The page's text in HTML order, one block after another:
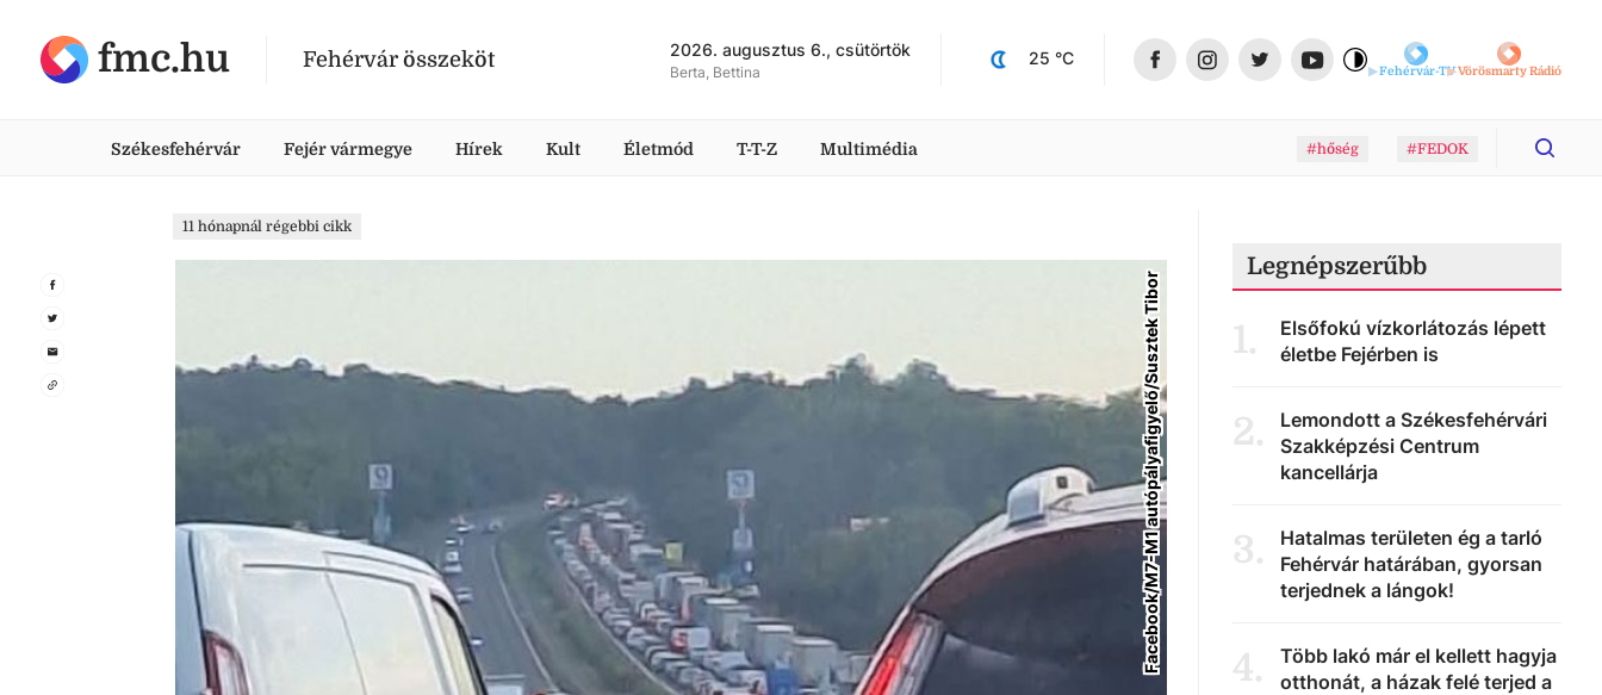
fmc.hu Fehérvár összeköt 2026. augusztus 6., csütörtök
Berta, Bettina
25 °C
Fehérvár-TVVörösmarty Rádió
Székesfehérvár Fejér vármegye Hírek Kult Életmód T-T-Z Multimédia #hőség #FEDOK
11 hónapnál régebbi cikk
Facebook/M7-M1 autópályafigyelő/Susztek Tibor
Legnépszerűbb
1.
Elsőfokú vízkorlátozás lépett
életbe Fejérben is
2.
Lemondott a Székesfehérvári
Szakképzési Centrum
kancellárja
3.
Hatalmas területen ég a tarló
Fehérvár határában, gyorsan
terjednek a lángok!
4.
Több lakó már el kellett hagyja
otthonát, a házak felé terjed a